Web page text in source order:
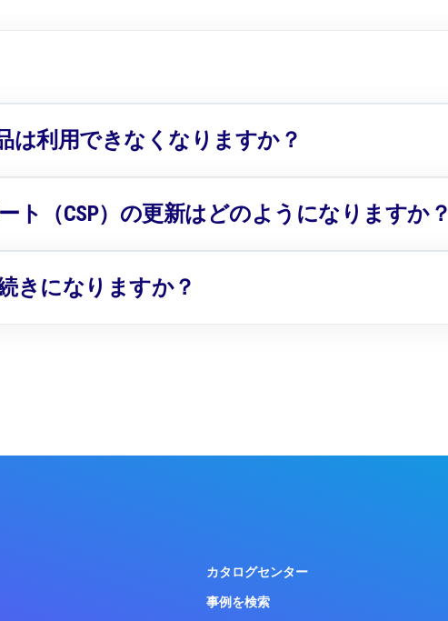
は利用できなくなりますか？
（CSP）の更新はどのようになりますか？
きになりますか？
カタログセンター
事例を検索